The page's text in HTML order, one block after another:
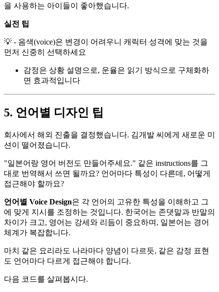
을 사용하는 아이들이 좋아했습니다.
실전 팁
💡 - 음색(voice)은 변경이 어려우니 캐릭터 성격에 맞는 것을
먼저 신중히 선택하세요
감정은 상황 설명으로, 운율은 읽기 방식으로 구체화하
면 효과적입니다
5. 언어별 디자인 팁
회사에서 해외 진출을 결정했습니다. 김개발 씨에게 새로운 미
션이 떨어졌습니다.
"일본어랑 영어 버전도 만들어주세요." 같은 instructions를 그
대로 번역해서 쓰면 될까요? 언어마다 특성이 다른데, 어떻게
접근해야 할까요?
언어별 Voice Design은 각 언어의 고유한 특성을 이해하고 그
에 맞게 지시를 조정하는 것입니다. 한국어는 존댓말과 반말의
차이가 크고, 영어는 강세와 리듬이 중요하며, 일본어는 경어
체계가 복잡합니다.
마치 같은 요리라도 나라마다 양념이 다르듯, 같은 감정 표현
도 언어마다 다르게 접근해야 합니다.
다음 코드를 살펴봅시다.